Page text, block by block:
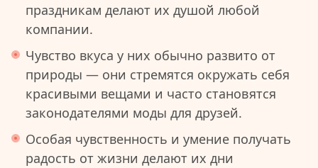
праздникам делают их душой любой
компании.
Чувство вкуса у них обычно развито от
природы — они стремятся окружать себя
красивыми вещами и часто становятся
законодателями моды для друзей.
Особая чувственность и умение получать
радость от жизни делают их дни